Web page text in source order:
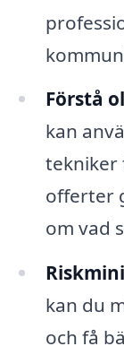
Förstå
kan
tekniker
offerter
om vad
kan du
och få